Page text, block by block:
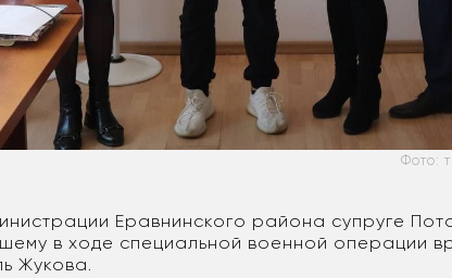
Фото:
Еравнинского района супруге
в ходе специальной военной операции
Жукова.